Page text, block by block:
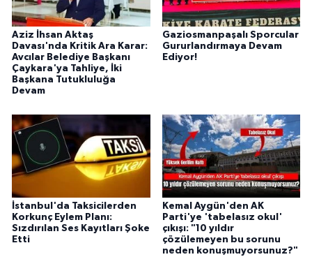
Aziz İhsan Aktaş
Davası'nda Kritik Ara Karar:
Avcılar Belediye Başkanı
Çaykara'ya Tahliye, İki
Başkana Tutukluluğa
Devam
Gaziosmanpaşalı Sporcular
Gururlandırmaya Devam
Ediyor!
İstanbul'da Taksicilerden
Korkunç Eylem Planı:
Sızdırılan Ses Kayıtları Şoke
Etti
Kemal Aygün'den AK
Parti'ye 'tabelasız okul'
çıkışı: "10 yıldır
çözülemeyen bu sorunu
neden konuşmuyorsunuz?"